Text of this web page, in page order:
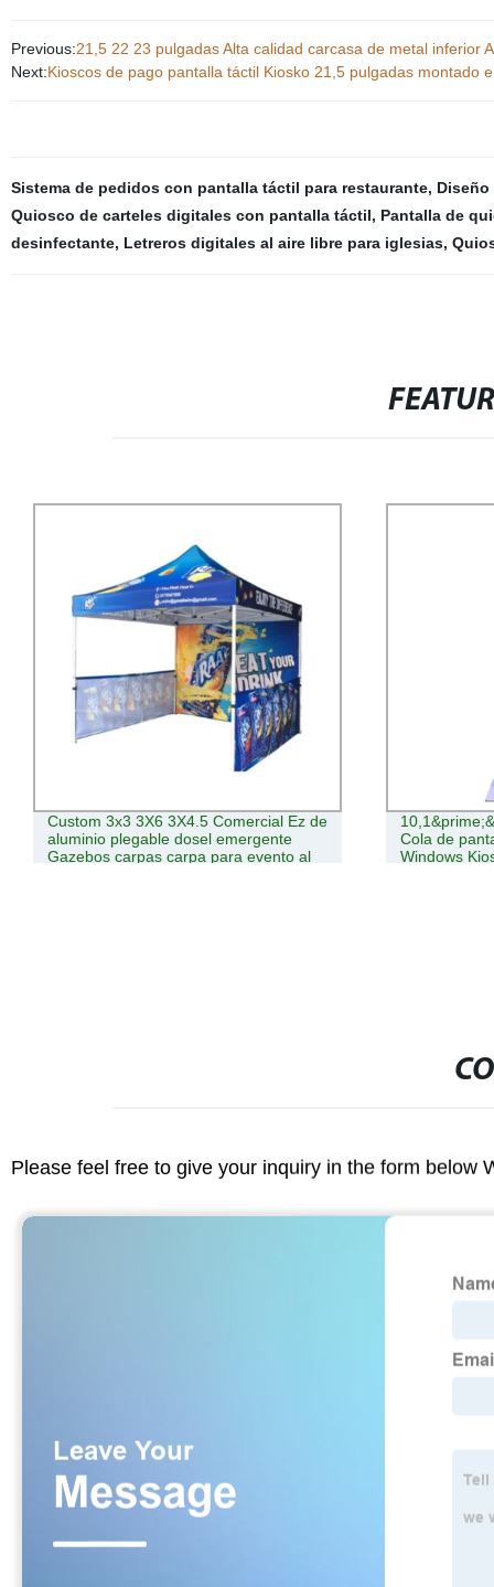
Previous:21,5 22 23 pulgadas Alta calidad carcasa de metal inferior
Next:Kioscos de pago pantalla táctil Kiosko 21,5 pulgadas montado
Sistema de pedidos con pantalla táctil para restaurante,
Quiosco de carteles digitales con pantalla táctil, Pantalla de
desinfectante, Letreros digitales al aire libre para iglesias,
10,1&prime;&prime;~27&prime;&prime;&prime;
Cola de pantalla táctil vertical de
Windows Kiosko pantalla táctil
Kiosco de
pantalla
32inch Pago
Please feel free to give your inquiry in the form below